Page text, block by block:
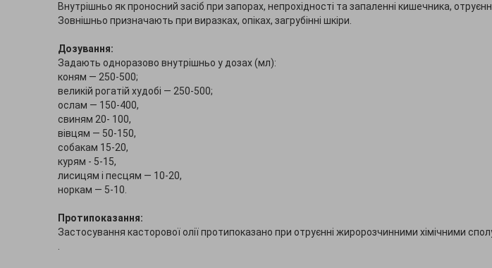
Внутрішньо як проносний засіб при запорах, непрохідності та запаленні кишечника,
Зовнішньо призначають при виразках, опіках, загрубінні шкіри.
Дозування:
Задають одноразово внутрішньо у дозах (мл):
коням — 250-500;
великій рогатій худобі — 250-500;
ослам — 150-400,
свиням 20- 100,
вівцям — 50-150,
собакам 15-20,
курям - 5-15,
лисицям і песцям — 10-20,
норкам — 5-10.
Протипоказання:
Застосування касторової олії протипоказано при отруєнні жиророзчинними хімічними